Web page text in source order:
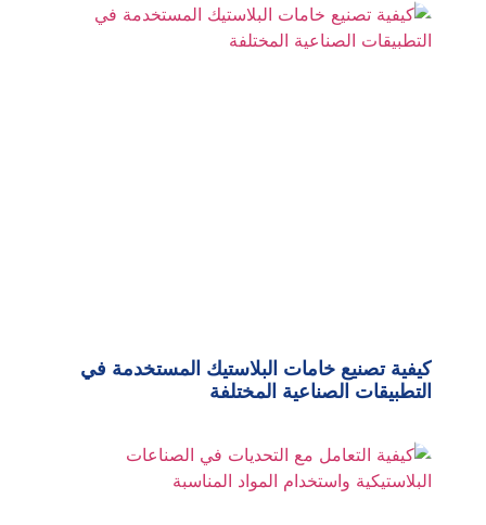
كيفية تصنيع خامات البلاستيك المستخدمة في
التطبيقات الصناعية المختلفة